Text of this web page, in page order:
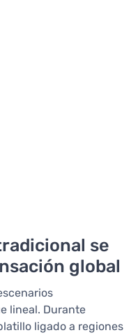
se
global
lineal. Durante
ligado a regiones